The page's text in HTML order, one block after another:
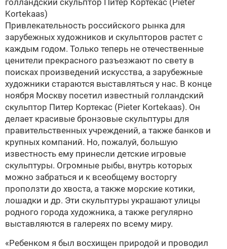
голландский скульптор Питер Кортекас (Pieter
Kortekaas)
Привлекательность российского рынка для
зарубежных художников и скульпторов растет с
каждым годом. Только теперь не отечественные
ценители прекрасного разъезжают по свету в
поисках произведений искусства, а зарубежные
художники стараются выставляться у нас. В конце
ноября Москву посетил известный голландский
скульптор Питер Кортекас (Pieter Kortekaas). Он
делает красивые бронзовые скульптуры для
правительственных учреждений, а также банков и
крупных компаний. Но, пожалуй, большую
известность ему принесли детские игровые
скульптуры. Огромные рыбы, внутрь которых
можно забраться и к всеобщему восторгу
проползти до хвоста, а также морские котики,
лошадки и др. Эти скульптуры украшают улицы
родного города художника, а также регулярно
выставляются в галереях по всему миру.
«Ребенком я был восхищен природой и проводил